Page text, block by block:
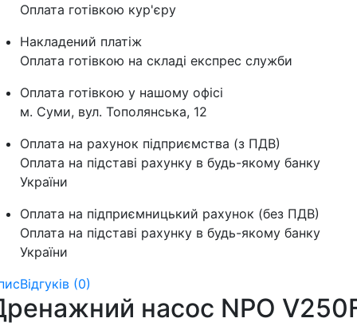
Оплата готівкою кур'єру
Накладений платіж
Оплата готівкою на складі експрес служби
Оплата готівкою у нашому офісі
м. Суми, вул. Тополянська, 12
Оплата на рахунок підприємства (з ПДВ)
Оплата на підставі рахунку в будь-якому банку
України
Оплата на підприємницький рахунок (без ПДВ)
Оплата на підставі рахунку в будь-якому банку
України
Відгуків (0)
насос NPO